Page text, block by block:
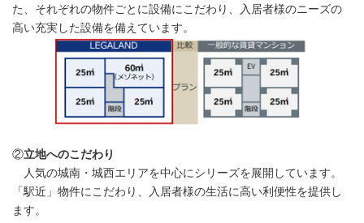
た、それぞれの物件ごとに設備にこだわり、入居者様のニーズの
高い充実した設備を備えています。
②立地へのこだわり
人気の城南・城西エリアを中心にシリーズを展開しています。
「駅近」物件にこだわり、入居者様の生活に高い利便性を提供し
ます。